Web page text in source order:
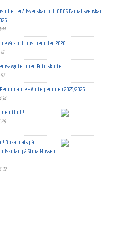
Allsvenskan och OBOS Damallsvenskan
vår- och höstperioden 2026
med Fritidskortet
– Vinterperioden 2025/2026
Boka plats på
på Stora Mossen
12